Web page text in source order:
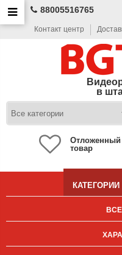
88005516765
Контакт центр
в
Отложенный
товар
КАТЕГОРИИ